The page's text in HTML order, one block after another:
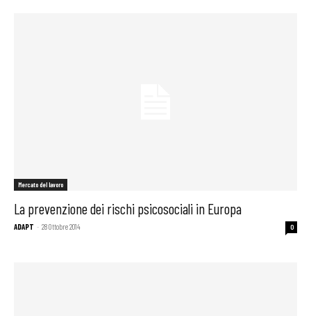
Mercato del lavoro
La prevenzione dei rischi psicosociali in Europa
ADAPT - 28 Ottobre 2014 0